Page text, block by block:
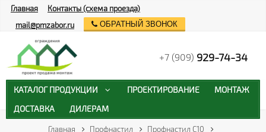
Главная Профнастил
Профнастил С10
Главная
Контакты (схема проезда)
mail@pmzabor.ru
ОБРАТНЫЙ ЗВОНОК
+7 (909) 929-74-34
КАТАЛОГ ПРОДУКЦИИ ПРОЕКТИРОВАНИЕ
МОНТАЖ
ДОСТАВКА
ДИЛЕРАМ